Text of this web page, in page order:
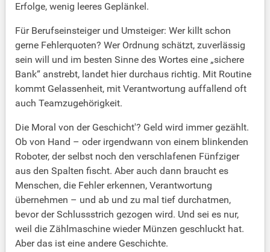
Erfolge, wenig leeres Geplänkel.
Für Berufseinsteiger und Umsteiger: Wer killt schon
gerne Fehlerquoten? Wer Ordnung schätzt, zuverlässig
sein will und im besten Sinne des Wortes eine „sichere
Bank“ anstrebt, landet hier durchaus richtig. Mit Routine
kommt Gelassenheit, mit Verantwortung auffallend oft
auch Teamzugehörigkeit.
Die Moral von der Geschicht'? Geld wird immer gezählt.
Ob von Hand – oder irgendwann von einem blinkenden
Roboter, der selbst noch den verschlafenen Fünfziger
aus den Spalten fischt. Aber auch dann braucht es
Menschen, die Fehler erkennen, Verantwortung
übernehmen – und ab und zu mal tief durchatmen,
bevor der Schlussstrich gezogen wird. Und sei es nur,
weil die Zählmaschine wieder Münzen geschluckt hat.
Aber das ist eine andere Geschichte.